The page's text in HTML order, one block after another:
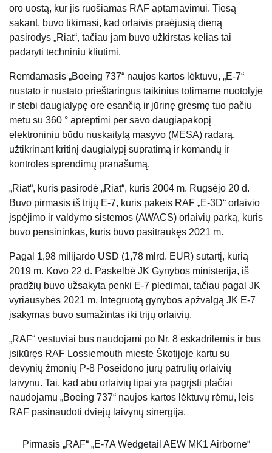
oro uostą, kur jis ruošiamas RAF aptarnavimui. Tiesą
sakant, buvo tikimasi, kad orlaivis praėjusią dieną
pasirodys „Riat“, tačiau jam buvo užkirstas kelias tai
padaryti techniniu kliūtimi.
Remdamasis „Boeing 737“ naujos kartos lėktuvu, „E-7“
nustato ir nustato prieštaringus taikinius tolimame nuotolyje
ir stebi daugialypę ore esančią ir jūrinę grėsmę tuo pačiu
metu su 360 ° aprėptimi per savo daugiapakopį
elektroniniu būdu nuskaitytą masyvo (MESA) radarą,
užtikrinant kritinį daugialypį supratimą ir komandų ir
kontrolės sprendimų pranašumą.
„Riat“, kuris pasirodė „Riat“, kuris 2004 m. Rugsėjo 20 d.
Buvo pirmasis iš trijų E-7, kuris pakeis RAF „E-3D“ orlaivio
įspėjimo ir valdymo sistemos (AWACS) orlaivių parką, kuris
buvo pensininkas, kuris buvo pasitraukęs 2021 m.
Pagal 1,98 milijardo USD (1,78 mlrd. EUR) sutartį, kurią
2019 m. Kovo 22 d. Paskelbė JK Gynybos ministerija, iš
pradžių buvo užsakyta penki E-7 pledimai, tačiau pagal JK
vyriausybės 2021 m. Integruotą gynybos apžvalgą JK E-7
įsakymas buvo sumažintas iki trijų orlaivių.
„RAF“ vestuviai bus naudojami po Nr. 8 eskadrilėmis ir bus
įsikūręs RAF Lossiemouth mieste Škotijoje kartu su
devynių žmonių P-8 Poseidono jūrų patrulių orlaivių
laivynu. Tai, kad abu orlaivių tipai yra pagrįsti plačiai
naudojamu „Boeing 737“ naujos kartos lėktuvų rėmu, leis
RAF pasinaudoti dviejų laivynų sinergija.
Pirmasis „RAF“ „E-7A Wedgetail AEW MK1 Airborne“